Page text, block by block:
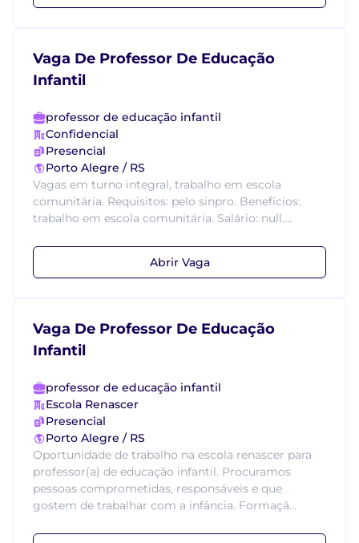
Vaga De Professor De Educação
Infantil
professor de educação infantil
Confidencial
Presencial
Porto Alegre / RS
Vagas em turno integral, trabalho em escola
comunitária. Requisitos: pelo sinpro. Benefícios:
trabalho em escola comunitária. Salário: null....
Abrir Vaga
Vaga De Professor De Educação
Infantil
professor de educação infantil
Escola Renascer
Presencial
Porto Alegre / RS
Oportunidade de trabalho na escola renascer para
professor(a) de educação infantil. Procuramos
pessoas comprometidas, responsáveis e que
gostem de trabalhar com a infância. Formaçã...